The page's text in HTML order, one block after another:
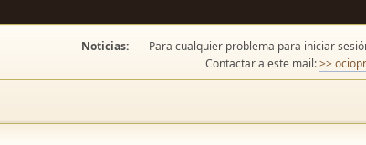
Noticias:
Para cualquier problema para iniciar
Contactar a este mail:>>